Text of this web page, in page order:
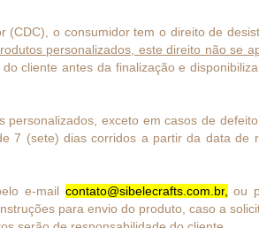
o consumidor tem o direito de
personalizados, este direito não se
cliente antes da finalização e
exceto em casos de
7 (sete) dias corridos a partir da data de
e-mail contato@sibelecrafts.com.br, ou
para envio do produto, caso a